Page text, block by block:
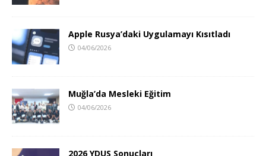
Apple Rusya’daki Uygulamayı Kısıtladı
04/06/2026
Muğla’da Mesleki Eğitim
04/06/2026
2026 YDUS Sonuçları